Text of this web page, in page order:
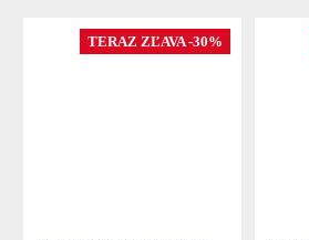
TERAZ ZĽAVA -30%